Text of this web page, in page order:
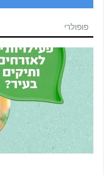
פופולרי